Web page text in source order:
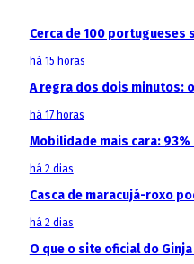
Cerca de 100 portugueses
há 15 horas
A regra dos dois minutos:
há 17 horas
Mobilidade mais cara:
há 2 dias
Casca de maracujá-roxo
há 2 dias
O que o site oficial do